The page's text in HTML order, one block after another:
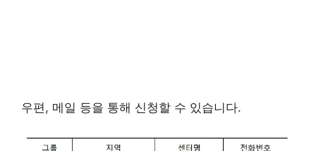
우편, 메일 등을 통해 신청할 수 있습니다.